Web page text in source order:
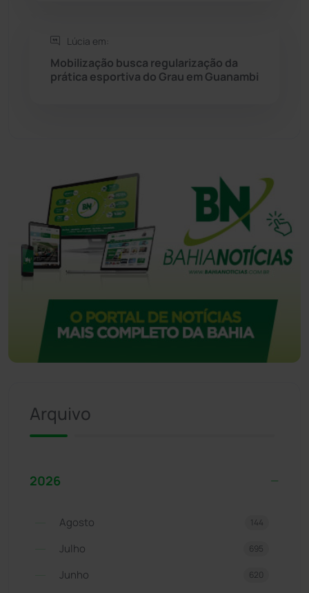
Lúcia em:
Mobilização busca regularização da
prática esportiva do Grau em Guanambi
Arquivo
2026
Agosto 144
Julho 695
Junho 620